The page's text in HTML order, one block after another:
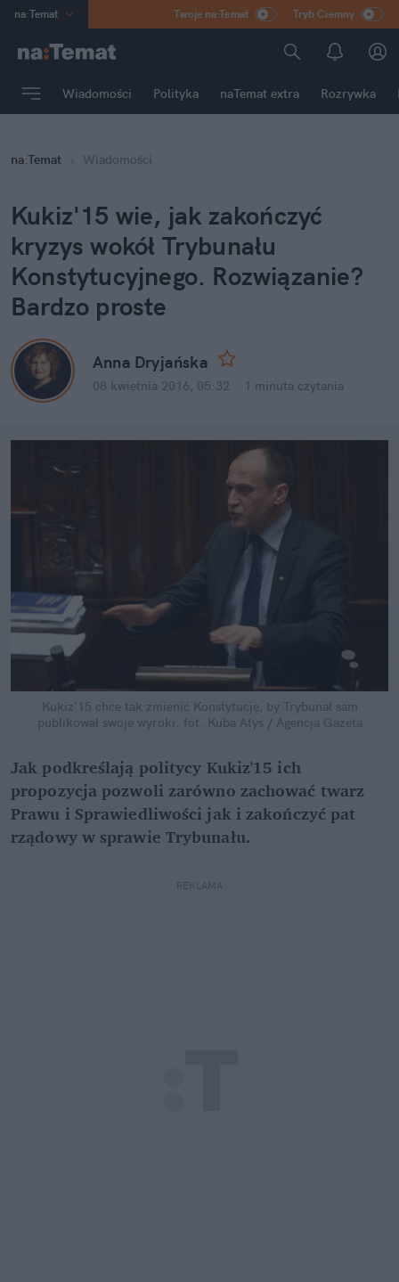
na:Temat
Poland
mama
Rozrywka
Twoje na:Temat Tryb Ciemny
Wiadomości Polityka naTemat extra Rozrywka
na:Temat Wiadomości
Kukiz'15 wie, jak zakończyć
kryzys wokół Trybunału
Konstytucyjnego. Rozwiązanie?
Bardzo proste
Anna Dryjańska
08 kwietnia 2016, 05:32 1 minuta czytania
Kukiz'15 chce tak zmienić Konstytucję, by Trybunał sam
publikował swoje wyroki. fot. Kuba Atys / Agencja Gazeta
Jak podkreślają politycy Kukiz'15 ich
propozycja pozwoli zarówno zachować twarz
Prawu i Sprawiedliwości jak i zakończyć pat
rządowy w sprawie Trybunału.
REKLAMA